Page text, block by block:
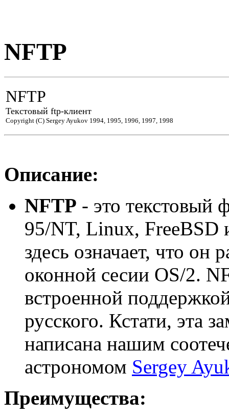
NFTP
NFTP
Текстовый ftp-клиент
Copyright (C) Sergey Ayukov 1994, 1995, 1996, 1997, 1998
Описание:
NFTP - это текстовый
95/NT, Linux, FreeBSD
здесь означает, что он
оконной сесии OS/2.
встроенной
русского. Кстати, эта
написана нашим
астрономом Sergey
Преимущества: